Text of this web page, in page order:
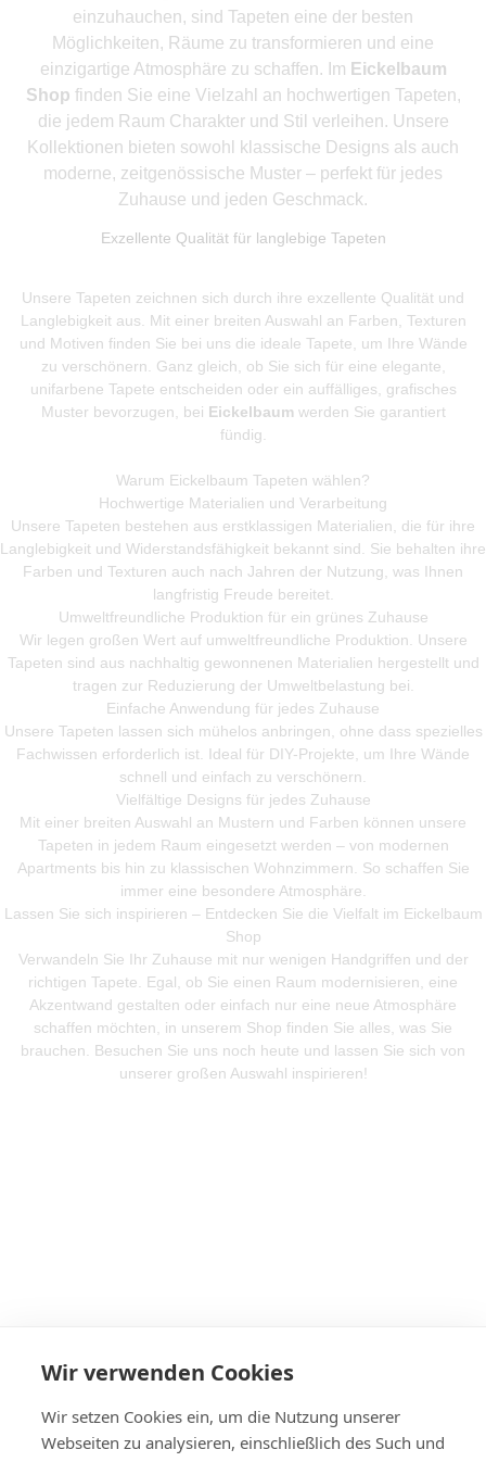
Wir verwenden Cookies
Wir setzen Cookies ein, um die Nutzung unserer
Webseiten zu analysieren, einschließlich des Such und
einzuhauchen, sind Tapeten eine der besten
Möglichkeiten, Räume zu transformieren und eine
einzigartige Atmosphäre zu schaffen. Im Eickelbaum
Shop finden Sie eine Vielzahl an hochwertigen Tapeten,
die jedem Raum Charakter und Stil verleihen. Unsere
Kollektionen bieten sowohl klassische Designs als auch
moderne, zeitgenössische Muster – perfekt für jedes
Zuhause und jeden Geschmack.
Exzellente Qualität für langlebige Tapeten
Unsere Tapeten zeichnen sich durch ihre exzellente Qualität und
Langlebigkeit aus. Mit einer breiten Auswahl an Farben, Texturen
und Motiven finden Sie bei uns die ideale Tapete, um Ihre Wände
zu verschönern. Ganz gleich, ob Sie sich für eine elegante,
unifarbene Tapete entscheiden oder ein auffälliges, grafisches
Muster bevorzugen, bei Eickelbaum werden Sie garantiert
fündig.
Warum Eickelbaum Tapeten wählen?
Hochwertige Materialien und Verarbeitung
Unsere Tapeten bestehen aus erstklassigen Materialien, die für ihre
Langlebigkeit und Widerstandsfähigkeit bekannt sind. Sie behalten ihre
Farben und Texturen auch nach Jahren der Nutzung, was Ihnen
langfristig Freude bereitet.
Umweltfreundliche Produktion für ein grünes Zuhause
Wir legen großen Wert auf umweltfreundliche Produktion. Unsere
Tapeten sind aus nachhaltig gewonnenen Materialien hergestellt und
tragen zur Reduzierung der Umweltbelastung bei.
Einfache Anwendung für jedes Zuhause
Unsere Tapeten lassen sich mühelos anbringen, ohne dass spezielles
Fachwissen erforderlich ist. Ideal für DIY-Projekte, um Ihre Wände
schnell und einfach zu verschönern.
Vielfältige Designs für jedes Zuhause
Mit einer breiten Auswahl an Mustern und Farben können unsere
Tapeten in jedem Raum eingesetzt werden – von modernen
Apartments bis hin zu klassischen Wohnzimmern. So schaffen Sie
immer eine besondere Atmosphäre.
Lassen Sie sich inspirieren – Entdecken Sie die Vielfalt im Eickelbaum
Shop
Verwandeln Sie Ihr Zuhause mit nur wenigen Handgriffen und der
richtigen Tapete. Egal, ob Sie einen Raum modernisieren, eine
Akzentwand gestalten oder einfach nur eine neue Atmosphäre
schaffen möchten, in unserem Shop finden Sie alles, was Sie
brauchen. Besuchen Sie uns noch heute und lassen Sie sich von
unserer großen Auswahl inspirieren!